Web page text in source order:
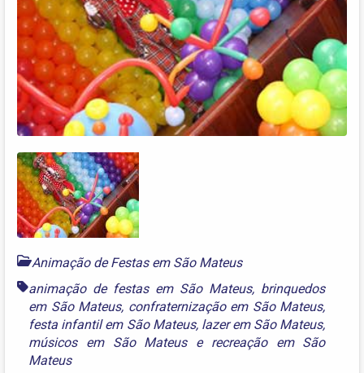
Animação de Festas em São Mateus
animação de festas em São Mateus, brinquedos
em São Mateus, confraternização em São Mateus,
festa infantil em São Mateus, lazer em São Mateus,
músicos em São Mateuse recreação em São
Mateus